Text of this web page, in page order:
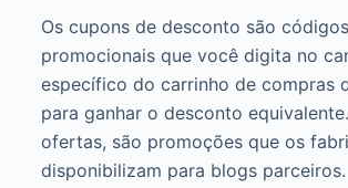
Os cupons de desconto são códigos
promocionais que você digita no
específico do carrinho de compras
para ganhar o desconto
ofertas, são promoções que os
disponibilizam para blogs parceiros.